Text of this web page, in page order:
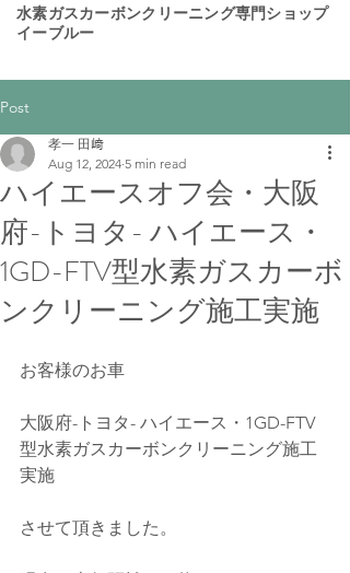
​水素ガスカーボンクリーニング専門ショップ
イーブルー
Post
ハイエースオフ会・大阪
府-トヨタ- ハイエース・
1GD-FTV型水素ガスカーボ
ンクリーニング施工実施
孝一 田﨑
Aug 12, 2024 5 min read
お客様のお車
大阪府-トヨタ- ハイエース・1GD-FTV
型水素ガスカーボンクリーニング施工
実施
させて頂きました。